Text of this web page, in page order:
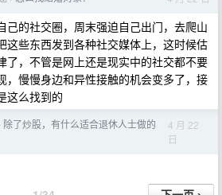
己的社交圈，周末强迫自己出门，去爬山
这些东西发到各种社交媒体上，这时候估
了，不管是网上还是现实中的社交都不要
，慢慢身边和异性接触的机会变多了，接
这么找到的
除了炒股，有什么适合退休人士做的
4 月 22
日